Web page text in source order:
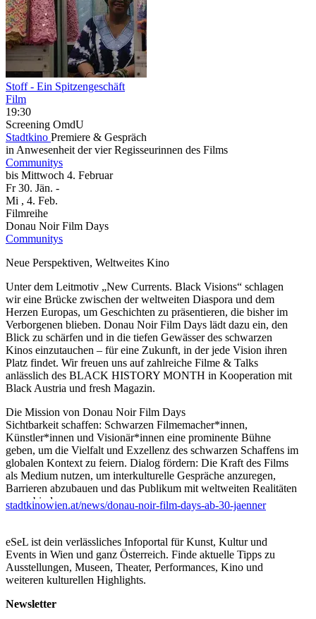
Stoff - Ein Spitzengeschäft
Film
19:30
Screening OmdU
Stadtkino Premiere & Gespräch
in Anwesenheit der vier Regisseurinnen des Films
Communitys
bis Mittwoch 4. Februar
Fr30. Jän. -
Mi , 4. Feb.
Filmreihe
Donau Noir Film Days
Communitys
Neue Perspektiven, Weltweites Kino
Unter dem Leitmotiv „New Currents. Black Visions“ schlagen
wir eine Brücke zwischen der weltweiten Diaspora und dem
Herzen Europas, um Geschichten zu präsentieren, die bisher im
Verborgenen blieben. Donau Noir Film Days lädt dazu ein, den
Blick zu schärfen und in die tiefen Gewässer des schwarzen
Kinos einzutauchen – für eine Zukunft, in der jede Vision ihren
Platz findet. Wir freuen uns auf zahlreiche Filme & Talks
anlässlich des BLACK HISTORY MONTH in Kooperation mit
Black Austria und fresh Magazin.
Die Mission von Donau Noir Film Days
Sichtbarkeit schaffen: Schwarzen Filmemacher*innen,
Künstler*innen und Visionär*innen eine prominente Bühne
geben, um die Vielfalt und Exzellenz des schwarzen Schaffens im
globalen Kontext zu feiern. Dialog fördern: Die Kraft des Films
als Medium nutzen, um interkulturelle Gespräche anzuregen,
Barrieren abzubauen und das Publikum mit weltweiten Realitäten
zu verbinden.
Qualität kuratieren: „Noir“ als Qualitätssiegel für anspruchsvolles,
herausfordert und künstlerische Grenzen erweitert.
Heimat neu definieren: Schwarze Identität neu verankern als
integralen Bestandteil der europäischen Kultur und ein inklusives
Verständnis von „Weltweitem Kino“ fördern.
Idee und Konzept: simon INOU in Kooperation mit Stadtkino
stadtkinowien.at/news/donau-noir-film-days-ab-30-jaenner
eSeL ist dein verlässliches Infoportal für Kunst, Kultur und
Events in Wien und ganz Österreich. Finde aktuelle Tipps zu
Ausstellungen, Museen, Theater, Performances, Kino und
weiteren kulturellen Highlights.
Newsletter